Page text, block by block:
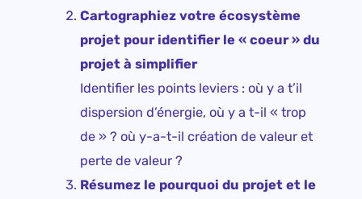
Cartographiez votre écosystème
projet pour identifier le « coeur » du
projet à simplifier
Identifier les points leviers : où y a t’il
dispersion d’énergie, où y a t-il « trop
de » ? où y-a-t-il création de valeur et
perte de valeur ?
Résumez le pourquoi du projet et le